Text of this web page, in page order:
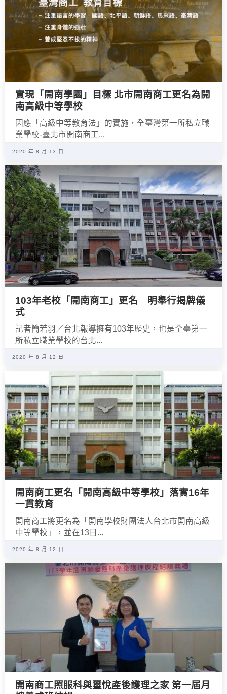
實現「開南學園」目標 北市開南商工更名為開
南高級中等學校
因應「高級中等教育法」的實施，全臺灣第一所私立職
業學校-臺北市開南商工...
2020 年 8 月 13 日
103年老校「開南商工」更名 明舉行揭牌儀
式
記者簡若羽／台北報導擁有103年歷史，也是全臺第一
所私立職業學校的台北...
2020 年 8 月 12 日
開南商工更名「開南高級中等學校」落實16年
一貫教育
開南商工將更名為「開南學校財團法人台北市開南高級
中等學校」，並在13日...
2020 年 8 月 12 日
開南商工照服科與璽悅產後護理之家 第一屆月